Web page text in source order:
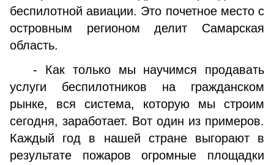
беспилотной авиации. Это почетное место с
островным регионом делит Самарская
область.
- Как только мы научимся продавать
услуги беспилотников на гражданском
рынке, вся система, которую мы строим
сегодня, заработает. Вот один из примеров.
Каждый год в нашей стране выгорают в
результате пожаров огромные площадки